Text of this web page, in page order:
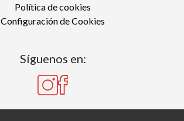
Política de cookies
Configuración de Cookies
Síguenos en: